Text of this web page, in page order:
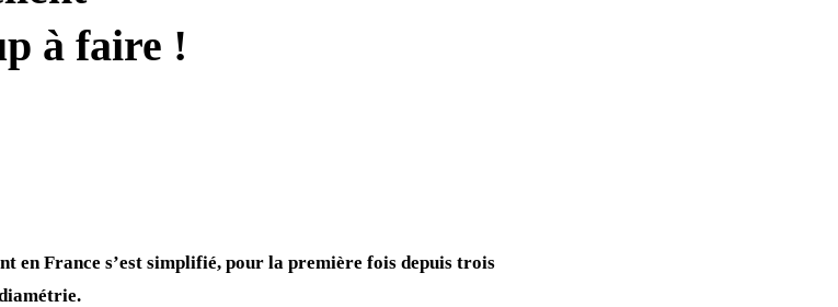
à faire !
en France s’est simplifié, pour la première fois depuis trois